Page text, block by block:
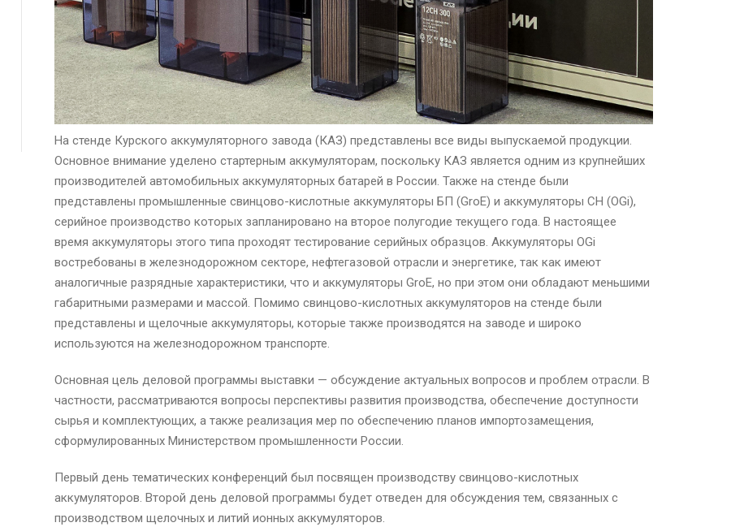
На стенде Курского аккумуляторного завода (КАЗ) представлены все виды выпускаемой продукции.
Основное внимание уделено стартерным аккумуляторам, поскольку КАЗ является одним из крупнейших
производителей автомобильных аккумуляторных батарей в России. Также на стенде были
представлены промышленные свинцово-кислотные аккумуляторы БП (GroE) и аккумуляторы СН (OGi),
серийное производство которых запланировано на второе полугодие текущего года. В настоящее
время аккумуляторы этого типа проходят тестирование серийных образцов. Аккумуляторы OGi
востребованы в железнодорожном секторе, нефтегазовой отрасли и энергетике, так как имеют
аналогичные разрядные характеристики, что и аккумуляторы GroE, но при этом они обладают меньшими
габаритными размерами и массой. Помимо свинцово-кислотных аккумуляторов на стенде были
представлены и щелочные аккумуляторы, которые также производятся на заводе и широко
используются на железнодорожном транспорте.
Основная цель деловой программы выставки — обсуждение актуальных вопросов и проблем отрасли. В
частности, рассматриваются вопросы перспективы развития производства, обеспечение доступности
сырья и комплектующих, а также реализация мер по обеспечению планов импортозамещения,
сформулированных Министерством промышленности России.
Первый день тематических конференций был посвящен производству свинцово-кислотных
аккумуляторов. Второй день деловой программы будет отведен для обсуждения тем, связанных с
производством щелочных и литий ионных аккумуляторов.